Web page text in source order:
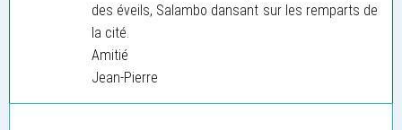
des éveils, Salambo dansant sur les remparts de
la cité.
Amitié
Jean-Pierre